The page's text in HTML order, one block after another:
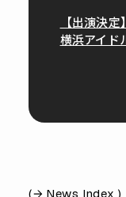
【出演決
横浜アイド
( News Index )